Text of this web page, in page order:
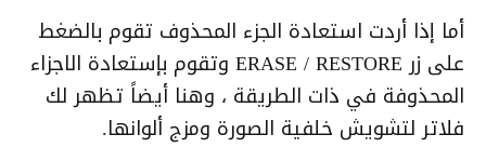
أما إذا أردت استعادة الجزء المحذوف تقوم بالضغط
على زر ERASE / RESTORE وتقوم بإستعادة الاجزاء
المحذوفة في ذات الطريقة ، وهنا أيضاً تظهر لك
فلاتر لتشويش خلفية الصورة ومزج ألوانها.